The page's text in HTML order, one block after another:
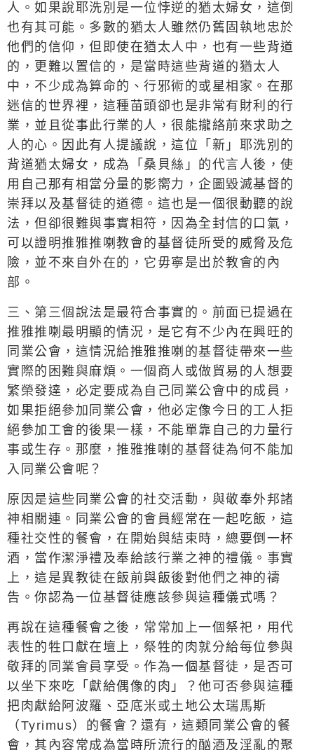
人。如果說耶洗別是一位悖逆的猶太婦女，這倒
也有其可能。多數的猶太人雖然仍舊固執地忠於
他們的信仰，但即使在猶太人中，也有一些背道
的，更難以置信的，是當時這些背道的猶太人
中，不少成為算命的、行邪術的或星相家。在那
迷信的世界裡，這種苗頭卻也是非常有財利的行
業，並且從事此行業的人，很能攏絡前來求助之
人的心。因此有人提議說，這位「新」耶洗別的
背道猶太婦女，成為「桑貝絲」的代言人後，使
用自己那有相當分量的影嚮力，企圖毀滅基督的
崇拜以及基督徒的道德。這也是一個很動聽的說
法，但卻很難與事實相符，因為全封信的口氣，
可以證明推雅推喇教會的基督徒所受的威脅及危
險，並不來自外在的，它毋寧是出於教會的內
部。
三、第三個說法是最符合事實的。前面已提過在
推雅推喇最明顯的情況，是它有不少內在興旺的
同業公會，這情況給推雅推喇的基督徒帶來一些
實際的困難與麻煩。一個商人或做貿易的人想要
繁榮發達，必定要成為自己同業公會中的成員，
如果拒絕參加同業公會，他必定像今日的工人拒
絕參加工會的後果一樣，不能單靠自己的力量行
事或生存。那麼，推雅推喇的基督徒為何不能加
入同業公會呢？
原因是這些同業公會的社交活動，與敬奉外邦諸
神相關連。同業公會的會員經常在一起吃飯，這
種社交性的餐會，在開始與結束時，總要倒一杯
酒，當作潔淨禮及奉給該行業之神的禮儀。事實
上，這是異教徒在飯前與飯後對他們之神的禱
告。你認為一位基督徒應該參與這種儀式嗎？
再說在這種餐會之後，常常加上一個祭祀，用代
表性的牲口獻在壇上，祭牲的肉就分給每位參與
敬拜的同業會員享受。作為一個基督徒，是否可
以坐下來吃「獻給偶像的肉」？他可否參與這種
把肉獻給阿波羅、亞底米或土地公太瑞馬斯
（ Tyrimus）的餐會？還有，這類同業公會的餐
會，其內容常成為當時所流行的酗酒及淫亂的聚